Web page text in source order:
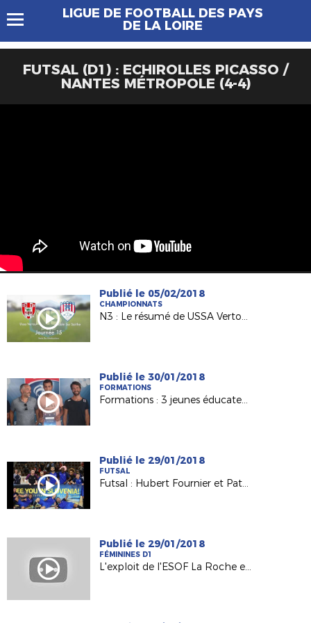
LIGUE DE FOOTBALL DES PAYS
DE LA LOIRE
FUTSAL (D1) : ECHIROLLES PICASSO /
NANTES MÉTROPOLE (4-4)
Publié le 05/02/2018
CHAMPIONNATS
N3 : Le résumé de USSA Vertou / Sablé FC
Publié le 30/01/2018
FORMATIONS
Formations : 3 jeunes éducateurs heureux titulaires du B.M.F.
Publié le 29/01/2018
FUTSAL
Futsal : Hubert Fournier et Patrick Pion à fond derrière les Bleus !
Publié le 29/01/2018
FÉMININES D1
L'exploit de l'ESOF La Roche en Coupe de France